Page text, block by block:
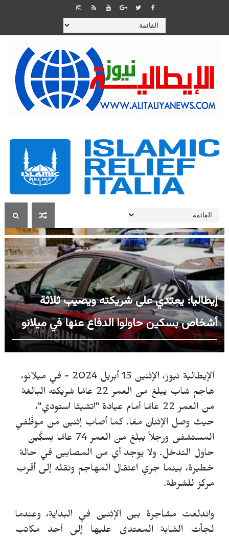
إيطاليا: يعتدي على شريكته ويصيب ثلاثة
أشخاص بسكين حاولوا الدفاع عنها في ميلانو
الإيطالية نيوز، الإثنين 15 أبريل 2024 -
في ميلانو،
هاجم شاب يبلغ من العمر 22 عامًا شريكته البالغة
من العمر 22 عامًا أمام عيادة "اتشيتّا استودي"،
حيث وصل الإثنان معًا. كما أصاب إثنين من موظَّفي
المستشفى ورجلاً يبلغ من العمر 74 عامًا بسكِّين
حاول التدخل. ولا يوجد أي من المصابين في حالة
خطيرة، بينما جري اعتقال المهاجم ونقله إلى أقرب
مركز للشرطة.
واندلعت مشاجرة بين الإثنين في البداية، وعندما
لجأت الشابة المعتدى عليها إلى أحد مكاتب